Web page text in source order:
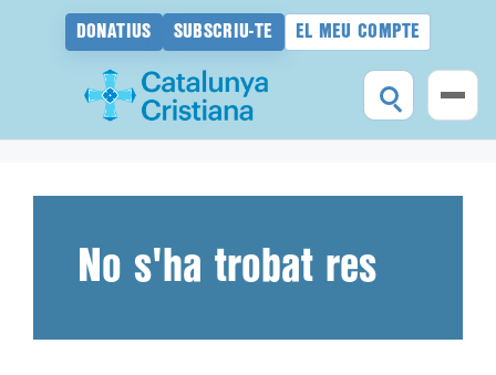
DONATIUS SUBSCRIU-TE EL MEU COMPTE
No s'ha trobat res